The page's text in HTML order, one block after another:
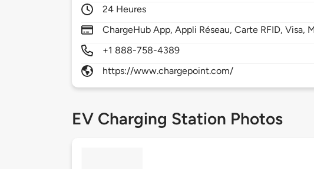
24 Heures
ChargeHub App, Appli Réseau, Carte RFID, Visa,
+1 888-758-4389
https://www.chargepoint.com/
EV Charging Station Photos